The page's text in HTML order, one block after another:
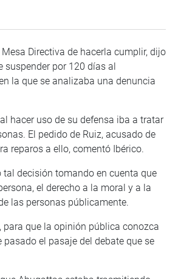
Directiva de hacerla cumplir, dijo
suspender por 120 días al
la que se analizaba una denuncia
hacer uso de su defensa iba a tratar
El pedido de Ruiz, acusado de
reparos a ello, comentó Ibérico.
tal decisión tomando en cuenta que
el derecho a la moral y a la
las personas públicamente.
para que la opinión pública conozca
el pasaje del debate que se